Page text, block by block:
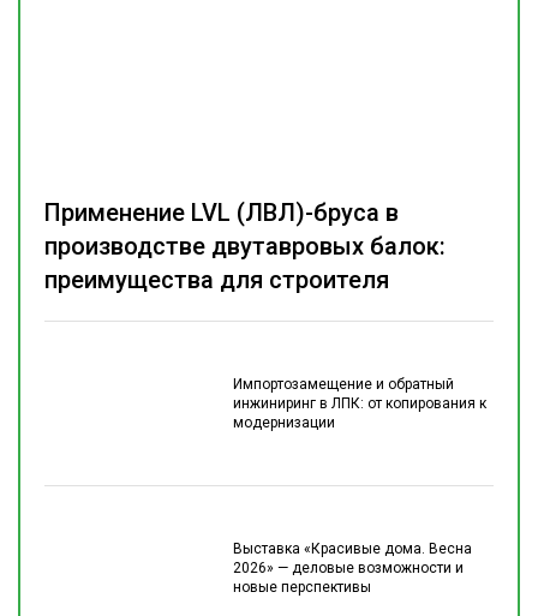
Импортозамещение и обратный
инжиниринг в ЛПК: от копирования к
модернизации
Выставка «Красивые дома. Весна
2026» — деловые возможности и
новые перспективы
Применение LVL (ЛВЛ)-бруса в
производстве двутавровых балок:
преимущества для строителя